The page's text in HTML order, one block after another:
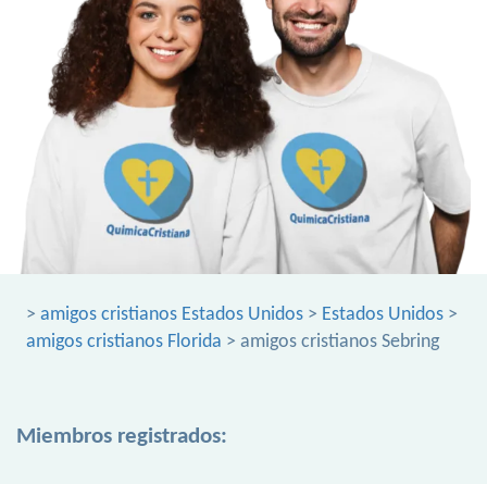
> amigos cristianos Estados Unidos > Estados Unidos >
amigos cristianos Florida > amigos cristianos Sebring
Miembros registrados: